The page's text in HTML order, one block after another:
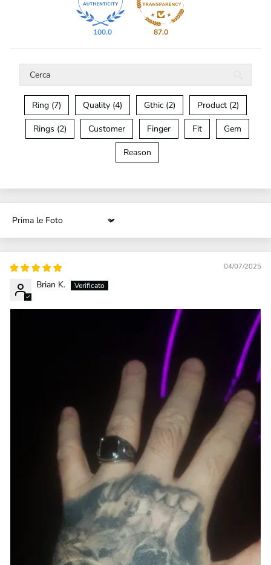
100.0 87.0
Ring (7) Quality (4) Gthic (2) Product (2)
Rings (2) Customer Finger Fit Gem
Reason
Sort by
04/07/2025
Brian K.